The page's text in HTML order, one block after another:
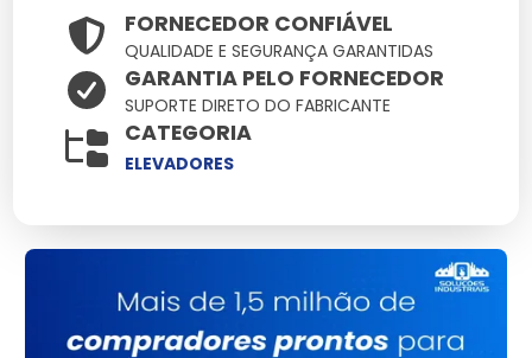
Especificações Técnicas
Dimensões
(cm)
Peso
(kg)
Material
Capacidade
(pessoas)
Potência
100x120
450 Aço inox
Benefícios
Segurança aprimorada:Sistemas de freios
atualizados garantem segurança ao usar.
Eficiência energética:Consumo otimizado reduz
FORNECEDOR CONFIÁVEL
QUALIDADE E SEGURANÇA GARANTIDAS
GARANTIA PELO FORNECEDOR
SUPORTE DIRETO DO FABRICANTE
CATEGORIA
ELEVADORES